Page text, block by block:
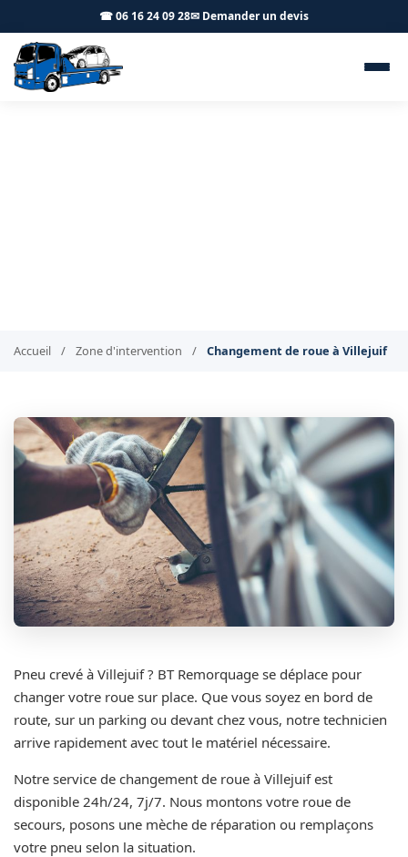
☎ 06 16 24 09 28✉ Demander un devis
Accueil / Zone d'intervention / Changement de roue à Villejuif
Pneu crevé à Villejuif ? BT Remorquage se déplace pour
changer votre roue sur place. Que vous soyez en bord de
route, sur un parking ou devant chez vous, notre technicien
arrive rapidement avec tout le matériel nécessaire.
Notre service de changement de roue à Villejuif est
disponible 24h/24, 7j/7. Nous montons votre roue de
secours, posons une mèche de réparation ou remplaçons
votre pneu selon la situation.